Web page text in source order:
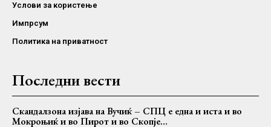
Услови за користење
Импрсум
Политика на приватност
Последни вести
Скандалзона изјава на Вучиќ – СПЦ е една и иста и во
Мокроњиќ и во Пирот и во Скопје…